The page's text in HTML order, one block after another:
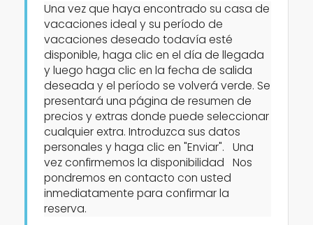
Apartamentos
Personas
Dormitorios
Cuartos de baño
Una vez que haya encontrado su casa de
vacaciones ideal y su período de
vacaciones deseado todavía esté
disponible, haga clic en el día de llegada
y luego haga clic en la fecha de salida
deseada y el período se volverá verde. Se
presentará una página de resumen de
precios y extras donde puede seleccionar
cualquier extra. Introduzca sus datos
personales y haga clic en "Enviar". Una
vez confirmemos la disponibilidad Nos
pondremos en contacto con usted
inmediatamente para confirmar la
reserva.